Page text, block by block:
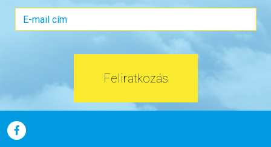
Feliratkozás